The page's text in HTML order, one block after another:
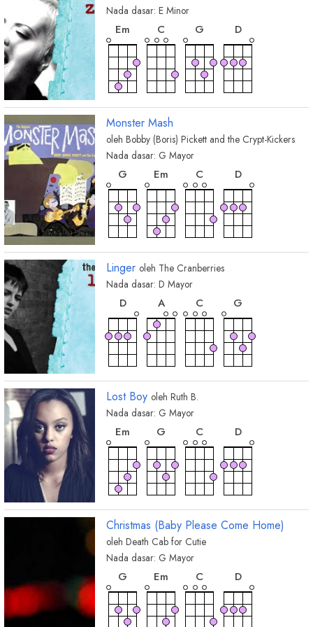
Nada dasar: E Minor
Em
chord
C
chord
G
D
Monster Mash
oleh Bobby (Boris) Pickett and the Crypt-Kickers
Nada dasar: G Mayor
G
chord
Em
chord
C
D
Linger oleh The Cranberries
Nada dasar: D Mayor
D
chord
A
chord
C
G
Lost Boy oleh Ruth B.
Nada dasar: G Mayor
Em
chord
G
chord
C
D
Christmas (Baby Please Come Home)
oleh Death Cab for Cutie
Nada dasar: G Mayor
G
chord
Em
chord
C
D